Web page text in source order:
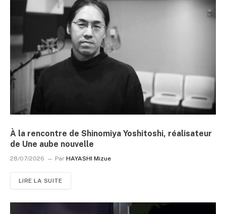
À la rencontre de Shinomiya Yoshitoshi, réalisateur
de Une aube nouvelle
28/07/2026 Par HAYASHI Mizue
LIRE LA SUITE